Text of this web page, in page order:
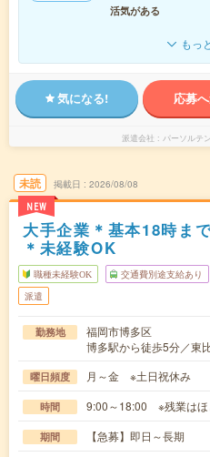
活気がある
もっ
気になる! 応募
派遣会社 パーソルテ
未読
NEW
掲載日 2026/08/08
大手企業＊基本18時ま
＊未経験OK
職種未経験OK 交通費別途支給あり
派遣
勤務地
福岡市博多区
博多駅から徒歩5分／東
曜日頻度 月～金 ※土日祝休み
時間 9:00～18:00 ※残業はほ
期間 【急募】即日～長期